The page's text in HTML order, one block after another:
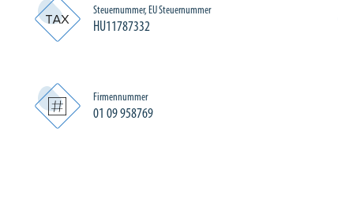
Steuernummer, EU Steuernummer
HU11787332
Firmennummer
01 09 958769